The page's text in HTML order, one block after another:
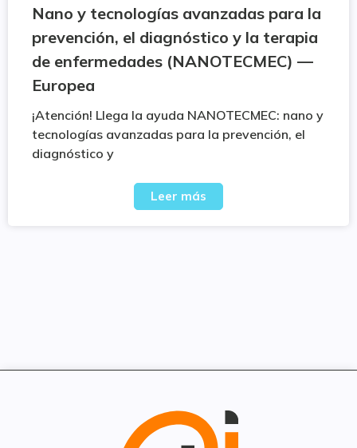
Nano y tecnologías avanzadas para la
prevención, el diagnóstico y la terapia
de enfermedades (NANOTECMEC) —
Europea
¡Atención! Llega la ayuda NANOTECMEC: nano y
tecnologías avanzadas para la prevención, el
diagnóstico y
Leer más